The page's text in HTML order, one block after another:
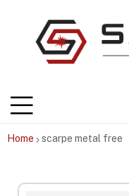
Home scarpe metal free